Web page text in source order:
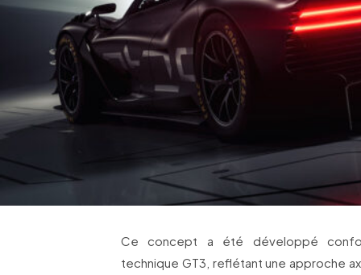
Ce concept a été développé
technique GT3, reflétant une approche